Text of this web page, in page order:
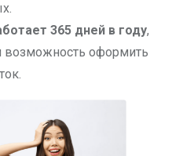
365 дней в году,
возможность оформить